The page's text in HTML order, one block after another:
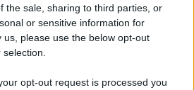
the sale, sharing to third parties, or
or sensitive information for
please use the below opt-out
opt-out request is processed you